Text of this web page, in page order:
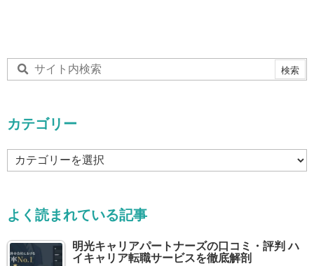
カテゴリー
テ
ー
よく読まれている記事
明光キャリアパートナーズの口コミ・評判 ハ
イキャリア転職サービスを徹底解剖